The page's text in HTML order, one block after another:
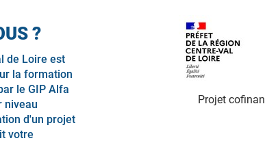
?
de Loire est
la formation
le GIP Alfa
niveau
d'un projet
votre
Projet